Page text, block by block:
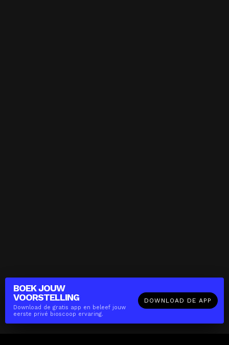
BOEK JOUW
VOORSTELLING
Download de gratis app en beleef jouw
eerste privé bioscoop ervaring.
DOWNLOAD DE APP